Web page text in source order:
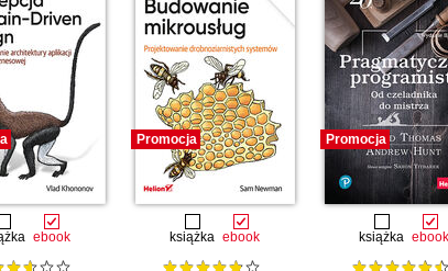
ebook
Promocja
książka ebook
Promocja
książka ebook